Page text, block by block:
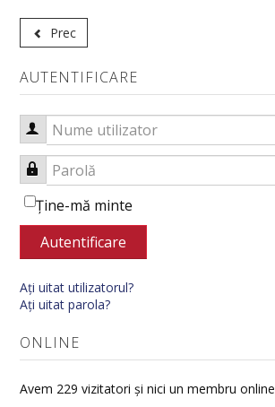
Prec
AUTENTIFICARE
Nume utilizator
Parolă
Ţine-mă minte
Autentificare
Aţi uitat utilizatorul?
Aţi uitat parola?
ONLINE
Avem 229 vizitatori și nici un membru online